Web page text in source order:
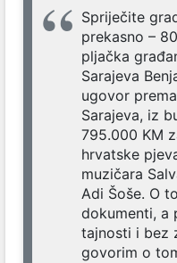
Spriječite
prekasno –
pljačka
Sarajeva
ugovor
Sarajeva, iz
795.000 KM
hrvatske
muzičara
Adi Šoše. O
dokumenti, a
tajnosti i bez
govorim o